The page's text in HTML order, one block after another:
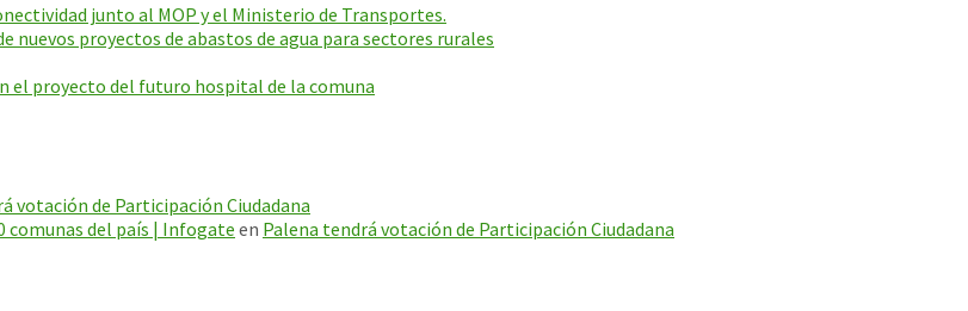
junto al MOP y el Ministerio de Transportes.
nuevos proyectos de abastos de agua para sectores rurales
el proyecto del futuro hospital de la comuna
votación de Participación Ciudadana
comunas del país | Infogateen Palena tendrá votación de Participación Ciudadana